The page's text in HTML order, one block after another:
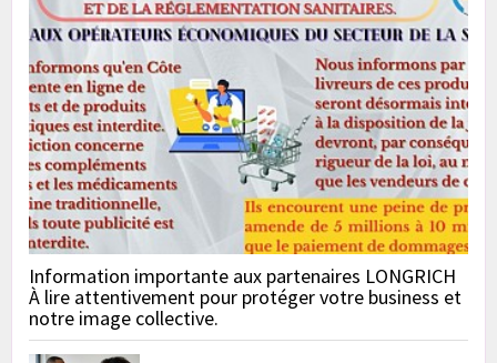
Information importante aux partenaires LONGRICH
À lire attentivement pour protéger votre business et
notre image collective.